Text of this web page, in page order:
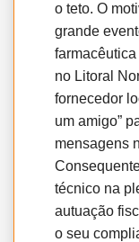
o teto. O
grande
no Litoral
fornecedor
um amigo”
mensagens
técnico na
autuação
o seu